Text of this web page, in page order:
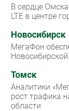
В сердце
LTE в центре
Новосибирск
МегаФон
Томск
Аналитики
рост трафика
области